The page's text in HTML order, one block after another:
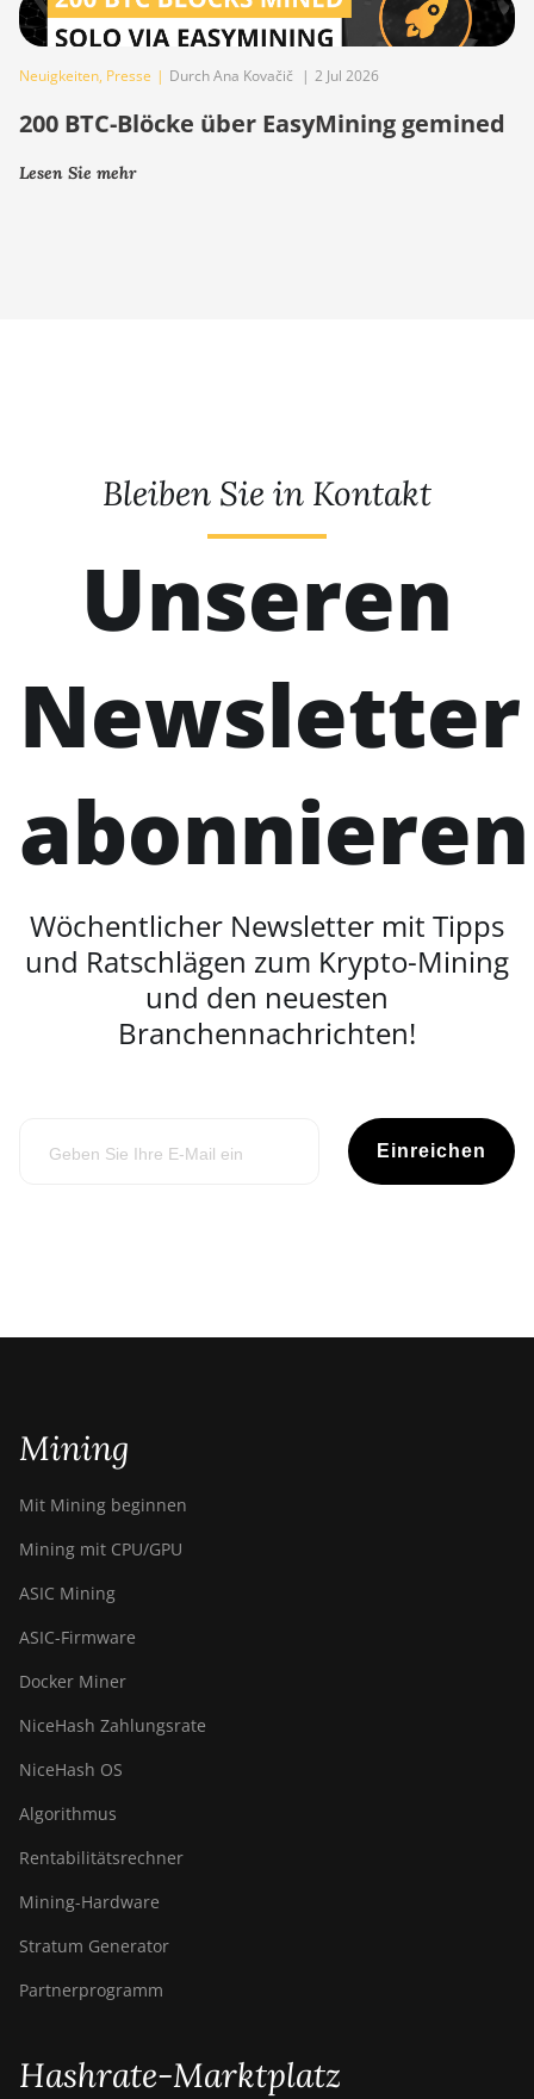
Neuigkeiten, Presse | Durch Ana Kovačič | 2 Jul 2026
200 BTC-Blöcke über EasyMining gemined
Lesen Sie mehr
Bleiben Sie in Kontakt
Unseren
Newsletter
abonnieren
Wöchentlicher Newsletter mit Tipps
und Ratschlägen zum Krypto-Mining
und den neuesten
Branchennachrichten!
Einreichen
Mining
Mit Mining beginnen
Mining mit CPU/GPU
ASIC Mining
ASIC-Firmware
Docker Miner
NiceHash Zahlungsrate
NiceHash OS
Algorithmus
Rentabilitätsrechner
Mining-Hardware
Stratum Generator
Partnerprogramm
Hashrate-Marktplatz